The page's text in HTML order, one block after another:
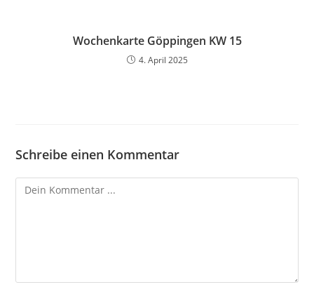
Wochenkarte Göppingen KW 15
4. April 2025
Schreibe einen Kommentar